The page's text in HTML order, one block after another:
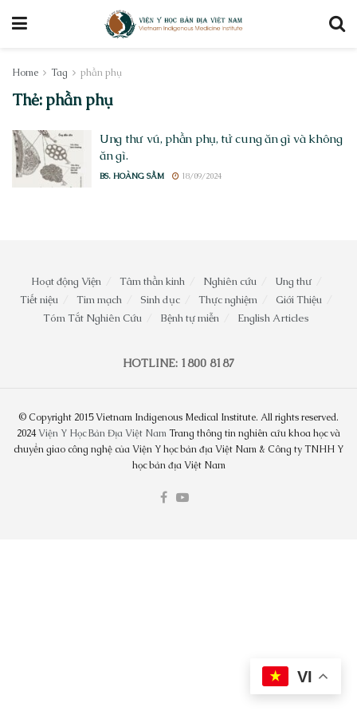
Home Tag phần phụ
Thẻ:phần phụ
Ung thư vú, phần phụ, tử cung ăn gì và không
ăn gì.
BS. HOÀNG SẦM 18/09/2024
Hoạt động Viện Tâm thần kinh Nghiên cứu
Ung thư
Tiết niệu
Tim mạch Sinh dục Thực nghiệm
Giới Thiệu
Tóm Tắt Nghiên Cứu
Bệnh tự miễn English Articles
HOTLINE: 1800 8187
© Copyright 2015 Vietnam Indigenous Medical Institute. All rights reserved.
2024Viện Y Học Bản Địa Việt NamTrang thông tin nghiên cứu khoa học và
chuyển giao công nghệ của Viện Y học bản địa Việt Nam & Công ty TNHH Y
học bản địa Việt Nam
VI